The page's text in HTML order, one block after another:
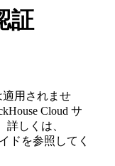
証
適用されませ
Cloud サ
しくは、
ドを参照してく